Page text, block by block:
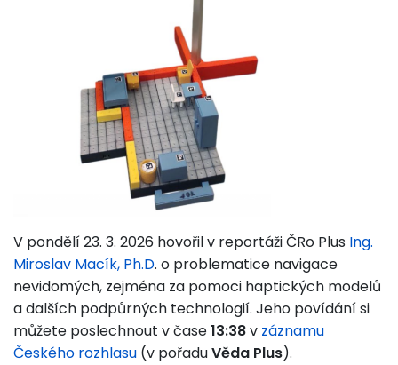
V pondělí 23. 3. 2026 hovořil v reportáži ČRo Plus Ing.
Miroslav Macík, Ph.D. o problematice navigace
nevidomých, zejména za pomoci haptických modelů
a dalších podpůrných technologií. Jeho povídání si
můžete poslechnout v čase13:38v záznamu
Českého rozhlasu (v pořaduVěda Plus).